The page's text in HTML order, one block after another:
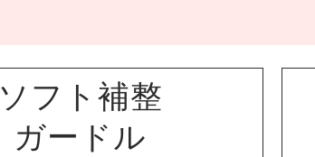
ソフト補整
ガードル